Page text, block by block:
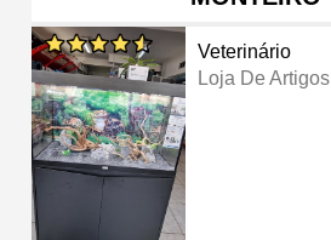
Veterinário
Loja De